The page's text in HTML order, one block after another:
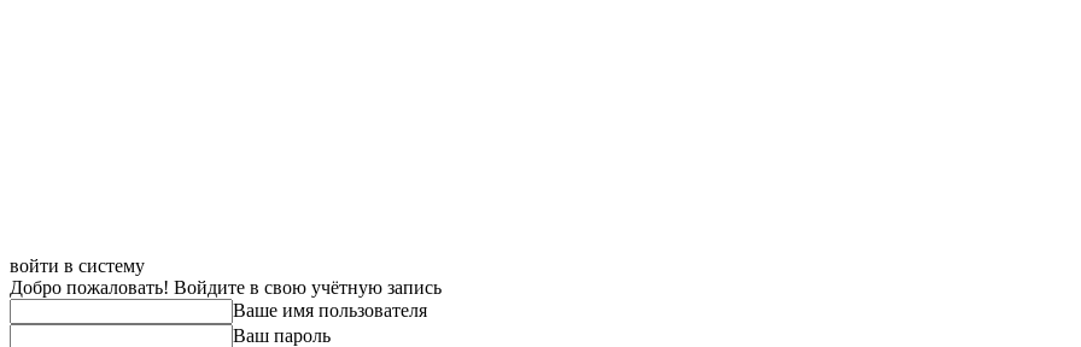
войти в систему
Добро пожаловать! Войдите в свою учётную запись
Ваше имя пользователя
Ваш пароль